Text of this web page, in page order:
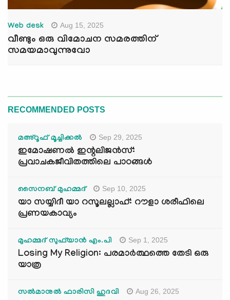
Web desk Aug 15, 2025
വീണ്ടും ഒരു വിമോചന സമരത്തിന്
സമയമാവുന്നുവോ
RECOMMENDED POSTS
മഅ്റൂഫ് മൂച്ചിക്കല്‍ Sep 29, 2025
ഇമോഷണൽ ഇന്റലിജൻസ്:
പ്രവാചകജീവിതത്തിലെ പാഠങ്ങൾ
സൈനബ് മുഹമ്മദ് Sep 10, 2025
യാ സയ്യിദീ യാ റസൂലല്ലാഹ്: റൗളാ ശരീഫിലെ
പ്രണയകാവ്യം
മുഹമ്മദ് സുഫ്‌യാൻ എം.പി Sep 1, 2025
Losing My Religion: പരമാർത്ഥത്തെ തേടി ഒരു
യാത്ര
സൽമാനുൽ ഫാരിസി ഹുദവി Aug 26, 2025